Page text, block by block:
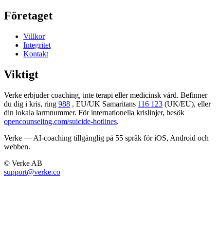
Företaget
Villkor
Integritet
Kontakt
Viktigt
Verke erbjuder coaching, inte terapi eller medicinsk vård. Befinner
du dig i kris, ring 988 , EU/UK Samaritans 116 123 (UK/EU), eller
din lokala larmnummer. För internationella krislinjer, besök
opencounseling.com/suicide-hotlines.
Verke — AI-coaching tillgänglig på 55 språk för iOS, Android och
webben.
© Verke AB
support@verke.co